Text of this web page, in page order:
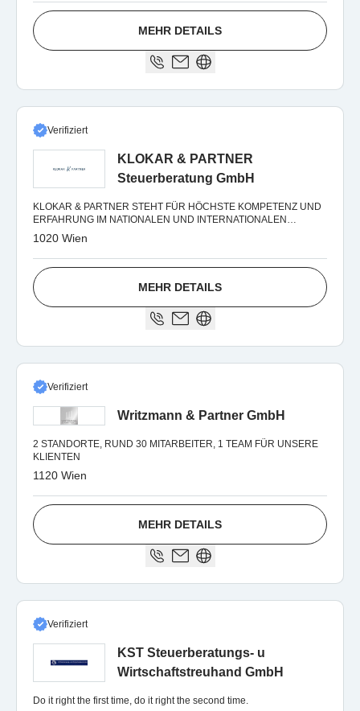
MEHR DETAILS
Verifiziert
KLOKAR & PARTNER
Steuerberatung GmbH
KLOKAR & PARTNER STEHT FÜR HÖCHSTE KOMPETENZ UND
ERFAHRUNG IM NATIONALEN UND INTERNATIONALEN
STEUERRECHT.
1020 Wien
MEHR DETAILS
Verifiziert
Writzmann & Partner GmbH
2 STANDORTE, RUND 30 MITARBEITER, 1 TEAM FÜR UNSERE
KLIENTEN
1120 Wien
MEHR DETAILS
Verifiziert
KST Steuerberatungs- u
Wirtschaftstreuhand GmbH
Do it right the first time, do it right the second time.